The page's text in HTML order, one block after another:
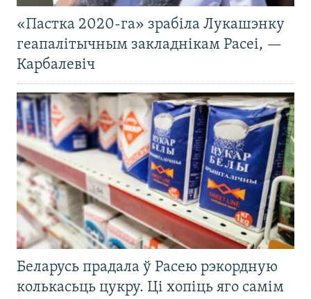
«Пастка 2020-га» зрабіла Лукашэнку
геапалітычным закладнікам Расеі, —
Карбалевіч
Беларусь прадала ў Расею рэкордную
колькасьць цукру. Ці хопіць яго самім